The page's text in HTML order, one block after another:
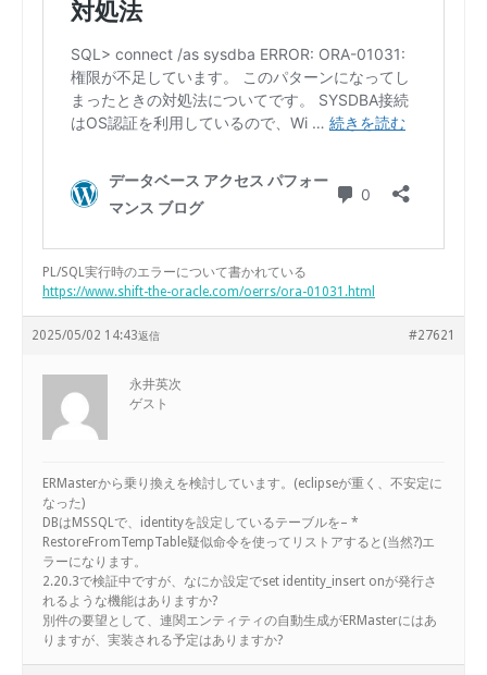
PL/SQL実行時のエラーについて書かれている
https://www.shift-the-oracle.com/oerrs/ora-01031.html
2025/05/02 14:43 #27621
返信
永井英次
ゲスト
ERMasterから乗り換えを検討しています。(eclipseが重く、不安定に
なった)
DBはMSSQLで、identityを設定しているテーブルを– *
RestoreFromTempTable疑似命令を使ってリストアすると(当然?)エ
ラーになります。
2.20.3で検証中ですが、なにか設定でset identity_insert onが発行さ
れるような機能はありますか?
別件の要望として、連関エンティティの自動生成がERMasterにはあ
りますが、実装される予定はありますか?